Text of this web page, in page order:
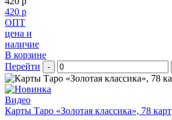
420 р
ОПТ
цена и
наличие
В корзине
Перейти
-
Видео
Карты Таро «Золотая классика», 78 карт